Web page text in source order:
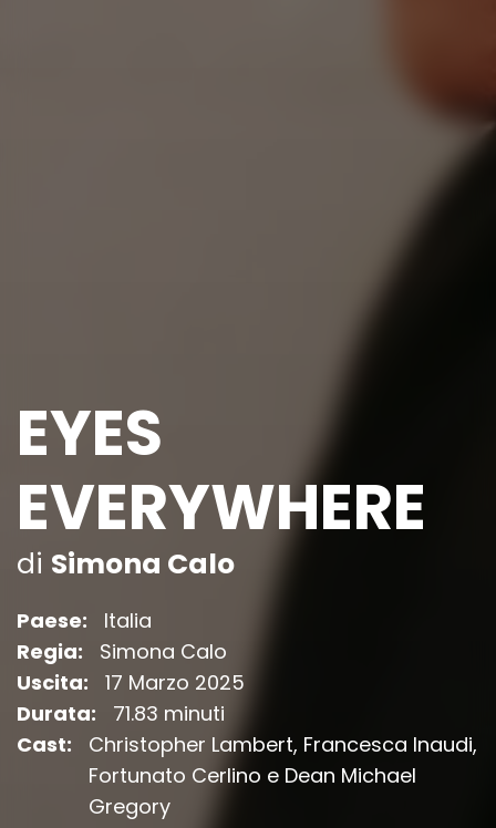
EYES
EVERYWHERE
di Simona Calo
Paese:
Italia
Regia:
Simona Calo
Uscita:
17 Marzo 2025
Durata:
71.83 minuti
Cast:
Christopher Lambert, Francesca Inaudi,
Fortunato Cerlino e Dean Michael
Gregory